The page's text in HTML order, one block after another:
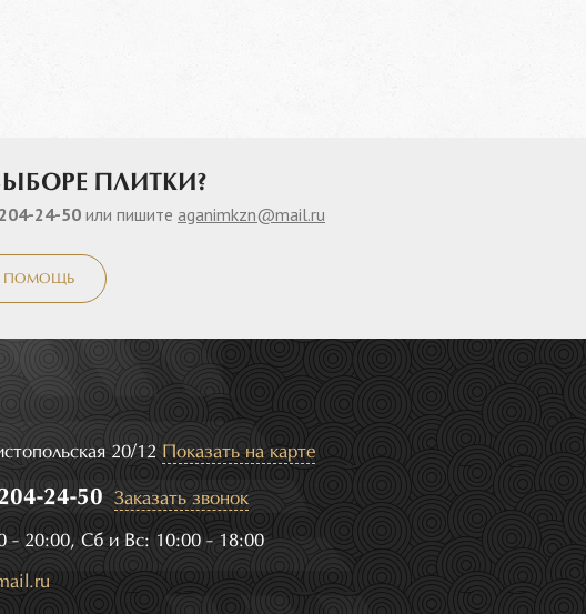
ПЛИТКИ?
24-50 или пишите aganimkzn@mail.ru
ПОМОЩЬ
20/12Показать на карте
24-50 Заказать звонок
- 20:00, Сб и Вс: 10:00 - 18:00